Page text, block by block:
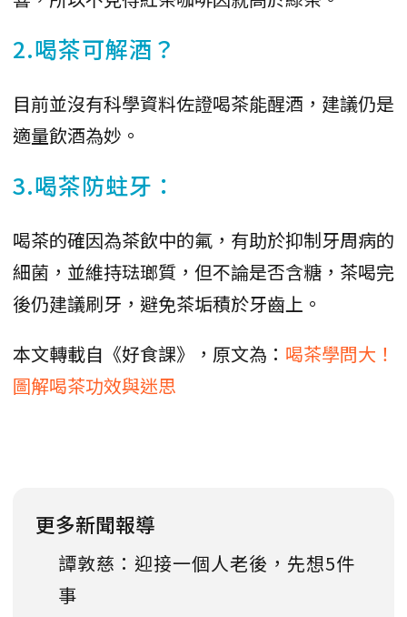
2.喝茶可解酒？
目前並沒有科學資料佐證喝茶能醒酒，建議仍是
適量飲酒為妙。
3.喝茶防蛀牙：
喝茶的確因為茶飲中的氟，有助於抑制牙周病的
細菌，並維持琺瑯質，但不論是否含糖，茶喝完
後仍建議刷牙，避免茶垢積於牙齒上。
本文轉載自《好食課》，原文為： 喝茶學問大！
圖解喝茶功效與迷思
更多新聞報導
譚敦慈：迎接一個人老後，先想5件
事